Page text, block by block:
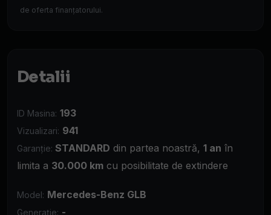
de oferta finanțatorului.
Detalii
ID Masina: 193
Vizualizari: 941
Garanție: STANDARD din partea noastră, 1 an în
limita a 30.000 km cu posibilitate de extindere
Model: Mercedes-Benz GLB
Generație: -